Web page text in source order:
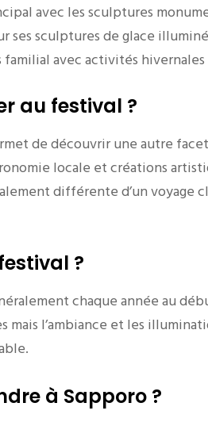
avec les sculptures
ses sculptures de glace
familial avec activités hivernales
au festival ?
de découvrir une autre
locale et créations
différente d’un voyage
?
chaque année au
mais l’ambiance et les
à Sapporo ?